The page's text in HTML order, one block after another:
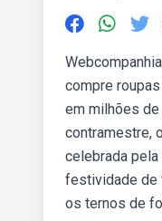
compre
em milhões
contramestre,
celebrada
festividade de
os ternos de